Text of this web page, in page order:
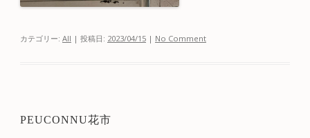
カテゴリー: All | 投稿日: 2023/04/15 | No Comment
PEUCONNU花市